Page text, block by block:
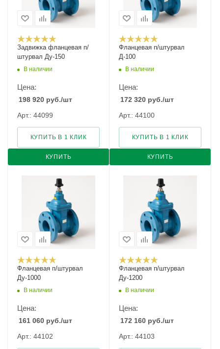
Задвижка фланцевая п/
штурвал Ду-150
В наличии
Цена:
198 920 руб./шт
Арт.: 44099
КУПИТЬ
КУПИТЬ В 1 КЛИК
Фланцевая п/штурвал
Д-100
В наличии
Цена:
172 320 руб./шт
Арт.: 44100
КУПИТЬ
КУПИТЬ В 1 КЛИК
Фланцевая п/штурвал
Ду-1000
В наличии
Цена:
161 060 руб./шт
Арт.: 44102
Фланцевая п/штурвал
Ду-1200
В наличии
Цена:
172 160 руб./шт
Арт.: 44103